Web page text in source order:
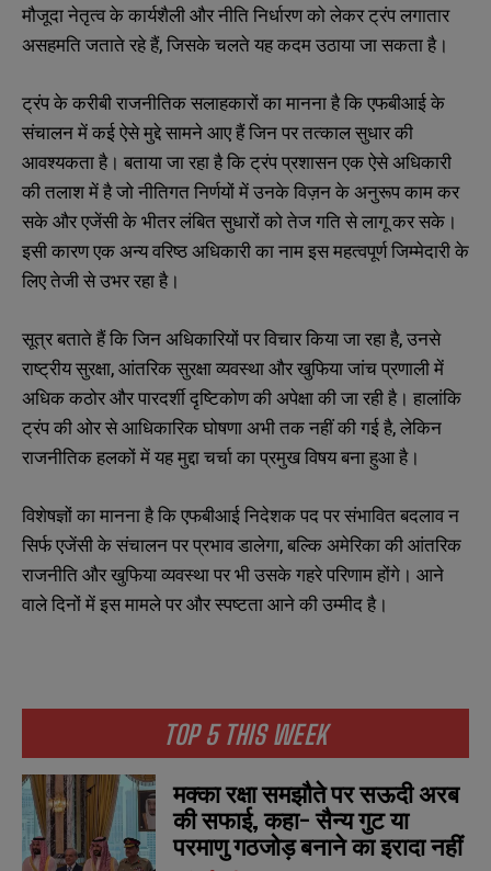
TOP 5 THIS WEEK
मक्का रक्षा समझौते पर सऊदी अरब
की सफाई, कहा- सैन्य गुट या
परमाणु गठजोड़ बनाने का इरादा नहीं
मौजूदा नेतृत्व के कार्यशैली और नीति निर्धारण को लेकर ट्रंप लगातार
असहमति जताते रहे हैं, जिसके चलते यह कदम उठाया जा सकता है।
ट्रंप के करीबी राजनीतिक सलाहकारों का मानना है कि एफबीआई के
संचालन में कई ऐसे मुद्दे सामने आए हैं जिन पर तत्काल सुधार की
आवश्यकता है। बताया जा रहा है कि ट्रंप प्रशासन एक ऐसे अधिकारी
की तलाश में है जो नीतिगत निर्णयों में उनके विज़न के अनुरूप काम कर
सके और एजेंसी के भीतर लंबित सुधारों को तेज गति से लागू कर सके।
इसी कारण एक अन्य वरिष्ठ अधिकारी का नाम इस महत्वपूर्ण जिम्मेदारी के
लिए तेजी से उभर रहा है।
सूत्र बताते हैं कि जिन अधिकारियों पर विचार किया जा रहा है, उनसे
राष्ट्रीय सुरक्षा, आंतरिक सुरक्षा व्यवस्था और खुफिया जांच प्रणाली में
अधिक कठोर और पारदर्शी दृष्टिकोण की अपेक्षा की जा रही है। हालांकि
ट्रंप की ओर से आधिकारिक घोषणा अभी तक नहीं की गई है, लेकिन
राजनीतिक हलकों में यह मुद्दा चर्चा का प्रमुख विषय बना हुआ है।
विशेषज्ञों का मानना है कि एफबीआई निदेशक पद पर संभावित बदलाव न
सिर्फ एजेंसी के संचालन पर प्रभाव डालेगा, बल्कि अमेरिका की आंतरिक
राजनीति और खुफिया व्यवस्था पर भी उसके गहरे परिणाम होंगे। आने
वाले दिनों में इस मामले पर और स्पष्टता आने की उम्मीद है।